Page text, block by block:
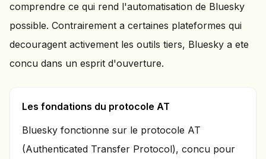
comprendre ce qui rend l'automatisation de Bluesky
possible. Contrairement a certaines plateformes qui
decouragent activement les outils tiers, Bluesky a ete
concu dans un esprit d'ouverture.
Les fondations du protocole AT
Bluesky fonctionne sur le protocole AT
(Authenticated Transfer Protocol), concu pour